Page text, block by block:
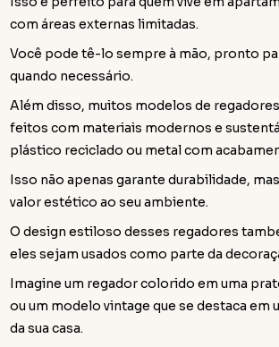
com áreas externas limitadas.
Você pode tê-lo sempre à mão, pronto
quando necessário.
Além disso, muitos modelos de
feitos com materiais modernos e
plástico reciclado ou metal com
Isso não apenas garante durabilidade,
valor estético ao seu ambiente.
O design estiloso desses regadores
eles sejam usados como parte da
Imagine um regador colorido em uma
ou um modelo vintage que se destaca em
da sua casa.